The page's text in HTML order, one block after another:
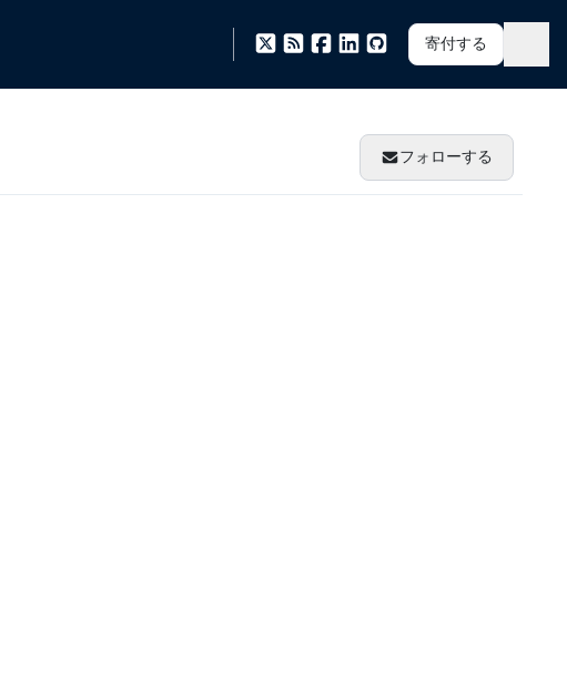
寄付する
フォローする